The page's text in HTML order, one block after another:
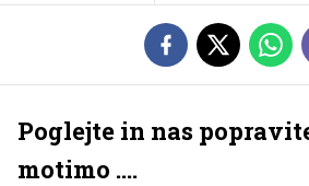
Poglejte in nas
motimo ....